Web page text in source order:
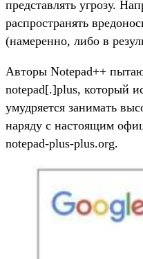
представлять угрозу.
распространять
(намеренно, либо в
Авторы Notepad++
notepad[.]plus, который
умудряется занимать
наряду с настоящим
notepad-plus-plus.org.